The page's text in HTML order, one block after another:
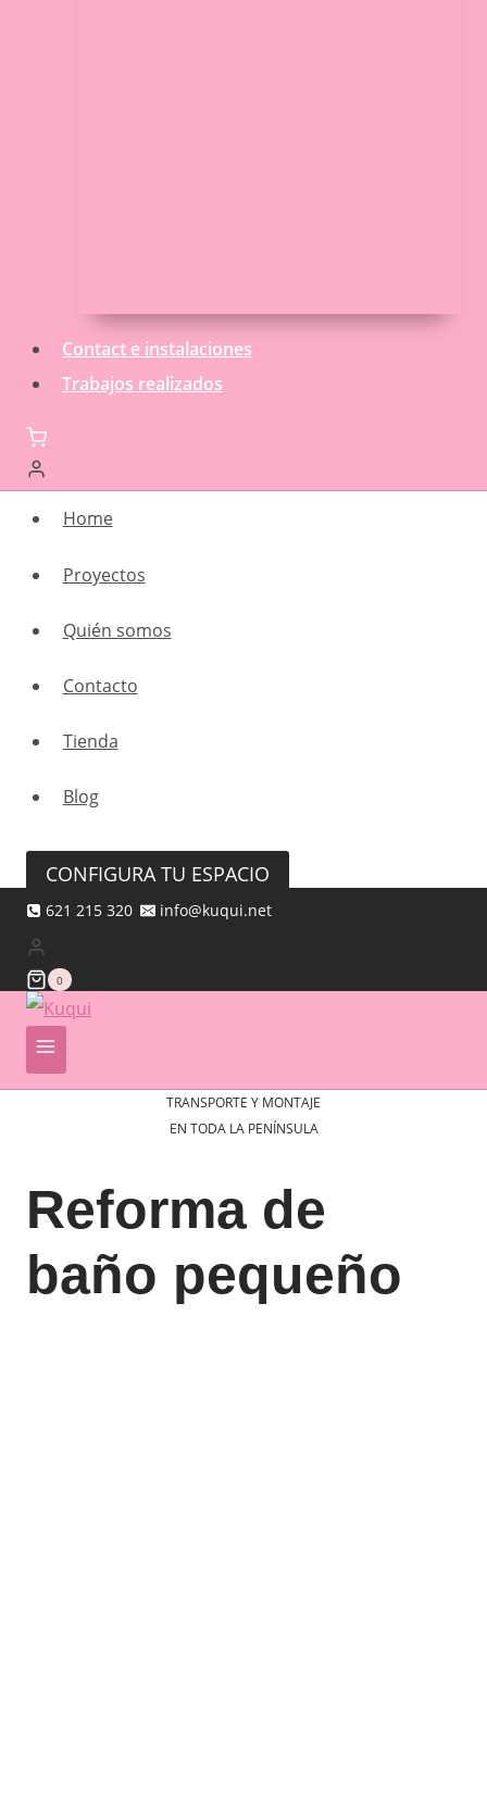
Contact e instalaciones
Trabajos realizados
Home
Proyectos
Quién somos
Contacto
Tienda
Blog
CONFIGURA TU ESPACIO
621 215 320 info@kuqui.net
0
TRANSPORTE Y MONTAJE
EN TODA LA PENÍNSULA
Reforma de
baño pequeño